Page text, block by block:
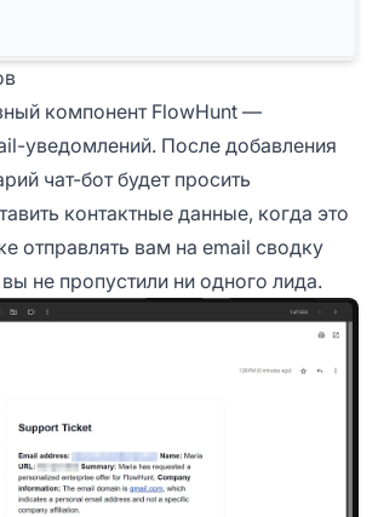
компонент FlowHunt —
уведомлений. После добавления
чат-бот будет просить
контактные данные, когда это
отправлять вам на email сводку
не пропустили ни одного лида.